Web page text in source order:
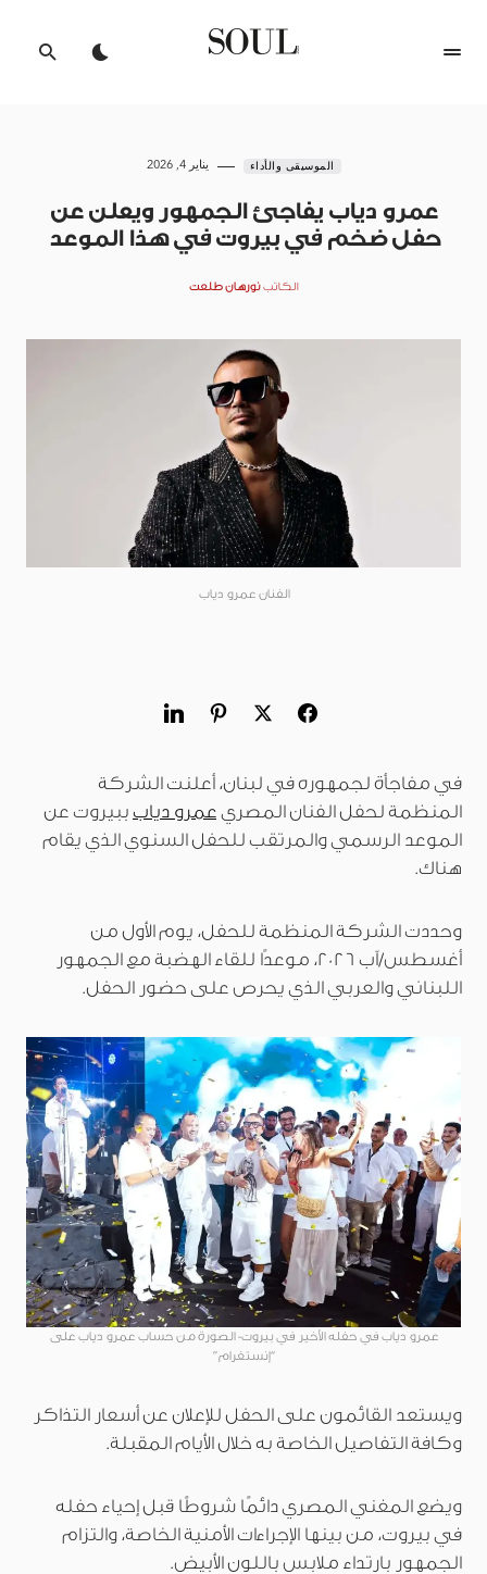
الموسيقى والأداء يناير 4, 2026
عمرو دياب يفاجئ الجمهور ويعلن عن
حفل ضخم في بيروت في هذا الموعد
الكاتب نورهان طلعت
الفنان عمرو دياب
في مفاجأة لجمهوره في لبنان، أعلنت الشركة
المنظمة لحفل الفنان المصري عمرو دياب ببيروت عن
الموعد الرسمي والمرتقب للحفل السنوي الذي يقام
هناك.
وحددت الشركة المنظمة للحفل، يوم الأول من
أغسطس/آب 2026، موعدًا للقاء الهضبة مع الجمهور
اللبناني والعربي الذي يحرص على حضور الحفل.
عمرو دياب في حفله الأخير في بيروت- الصورة من حساب عمرو دياب على
“إنستغرام”
ويستعد القائمون على الحفل للإعلان عن أسعار التذاكر
وكافة التفاصيل الخاصة به خلال الأيام المقبلة.
ويضع المغني المصري دائمًا شروطًا قبل إحياء حفله
في بيروت، من بينها الإجراءات الأمنية الخاصة، والتزام
الجمهور بارتداء ملابس باللون الأبيض.